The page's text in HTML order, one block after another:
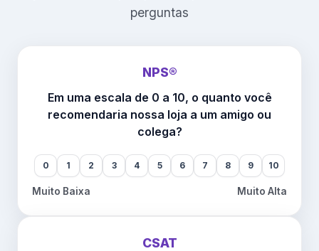
perguntas
NPS®
Em uma escala de 0 a 10, o quanto você
recomendaria nossa loja a um amigo ou
colega?
0 1 2 3 4 5 6 7 8 9 10
Muito Baixa Muito Alta
CSAT